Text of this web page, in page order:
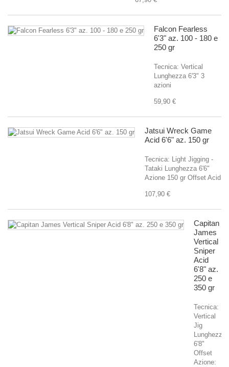
Falcon Fearless
6'3" az. 100 - 180 e
250 gr
Tecnica: Vertical
Lunghezza 6'3" 3
azioni
59,90 €
Jatsui Wreck Game
Acid 6'6" az. 150 gr
Tecnica: Light Jigging -
Tataki Lunghezza 6'6"
Azione 150 gr Offset Acid
107,90 €
Capitan
James
Vertical
Sniper
Acid
6'8" az.
250 e
350 gr
Tecnica:
Vertical
Jig
Lunghezza
6'8"
Offset
Azione: